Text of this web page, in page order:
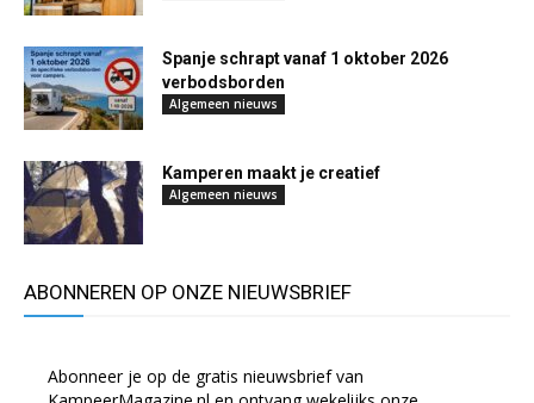
Spanje schrapt vanaf 1 oktober 2026
verbodsborden
Algemeen nieuws
Kamperen maakt je creatief
Algemeen nieuws
ABONNEREN OP ONZE NIEUWSBRIEF
Abonneer je op de gratis nieuwsbrief van